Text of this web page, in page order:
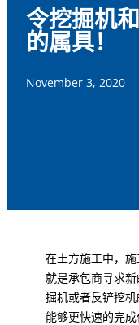
令挖掘机
的属具！
November 3, 2020
在土方施工中，
就是承包商寻求
掘机或者反铲挖
能够更快速的完成